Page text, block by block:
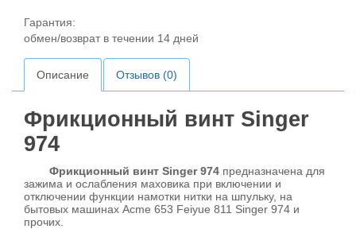
Гарантия:
обмен/возврат в течении 14 дней
Описание Отзывов (0)
Фрикционный винт Singer
974
Фрикционный винт Singer 974 предназначена для
зажима и ослабления маховика при включении и
отключении функции намотки нитки на шпульку, на
бытовых машинах Acme 653 Feiyue 811 Singer 974 и
прочих.